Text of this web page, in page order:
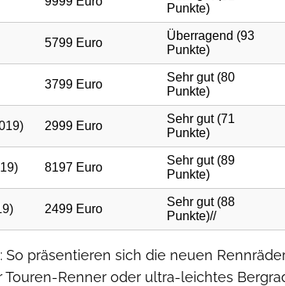
präsentieren sich die neuen
Touren-Renner oder ultra-leichtes